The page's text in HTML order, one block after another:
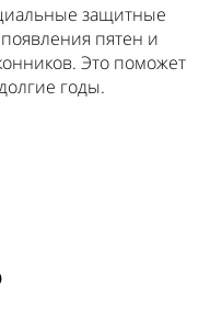
защитные
пятен и
Это поможет
годы.